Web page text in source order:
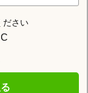
ださい
る